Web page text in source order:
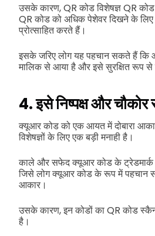
उसके कारण, QR कोड विशेषज्ञ QR
QR कोड को अधिक पेशेवर दिखने के लिए
प्रोत्साहित करते हैं।
इसके जरिए लोग यह पहचान सकते हैं
मालिक से आया है और इसे सुरक्षित रूप
4. इसे निष्पक्ष और
क्यूआर कोड को एक आयत में दोबारा
विशेषज्ञों के लिए एक बड़ी मनाही है।
काले और सफेद क्यूआर कोड के
जिसे लोग क्यूआर कोड के रूप में पहचान
आकार।
उसके कारण, इन कोडों का QR कोड
है।